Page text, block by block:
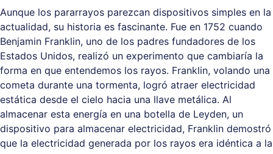
Aunque los pararrayos parezcan dispositivos simples en la
actualidad, su historia es fascinante. Fue en 1752 cuando
Benjamin Franklin, uno de los padres fundadores de los
Estados Unidos, realizó un experimento que cambiaría la
forma en que entendemos los rayos. Franklin, volando una
cometa durante una tormenta, logró atraer electricidad
estática desde el cielo hacia una llave metálica. Al
almacenar esta energía en una botella de Leyden, un
dispositivo para almacenar electricidad, Franklin demostró
que la electricidad generada por los rayos era idéntica a la